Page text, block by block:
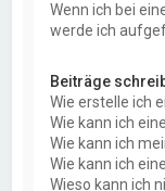
Wenn ich bei
werde ich
Beiträge
Wie erstelle ich
Wie kann ich
Wie kann ich
Wie kann ich
Wieso kann ich